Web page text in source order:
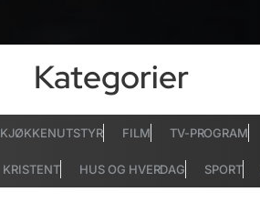
Kategorier
KJØKKENUTSTYR FILM TV-PROGRAM
KRISTENT HUS OG HVERDAG SPORT